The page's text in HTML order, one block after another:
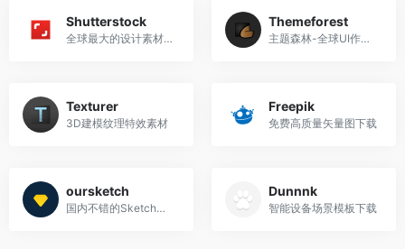
Shutterstock
全球最大的设计素材收费库
Themeforest
主题森林-全球UI作品出售平台
Texturer
3D建模纹理特效素材
Freepik
免费高质量矢量图下载
oursketch
国内不错的Sketch站点资源
Dunnnk
智能设备场景模板下载